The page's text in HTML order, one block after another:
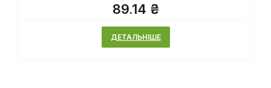
89.14 ₴
ДЕТАЛЬНІШЕ